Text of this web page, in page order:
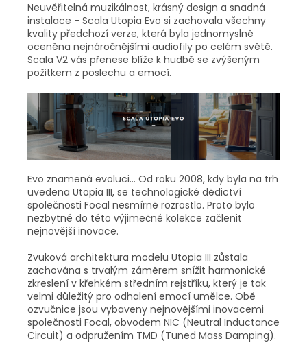
Neuvěřitelná muzikálnost, krásný design a snadná
instalace - Scala Utopia Evo si zachovala všechny
kvality předchozí verze, která byla jednomyslně
oceněna nejnáročnějšími audiofily po celém světě.
Scala V2 vás přenese blíže k hudbě se zvýšeným
požitkem z poslechu a emocí.
Evo znamená evoluci... Od roku 2008, kdy byla na trh
uvedena Utopia III, se technologické dědictví
společnosti Focal nesmírně rozrostlo. Proto bylo
nezbytné do této výjimečné kolekce začlenit
nejnovější inovace.
Zvuková architektura modelu Utopia III zůstala
zachována s trvalým záměrem snížit harmonické
zkreslení v křehkém středním rejstříku, který je tak
velmi důležitý pro odhalení emocí umělce. Obě
ozvučnice jsou vybaveny nejnovějšími inovacemi
společnosti Focal, obvodem NIC (Neutral Inductance
Circuit) a odpružením TMD (Tuned Mass Damping).